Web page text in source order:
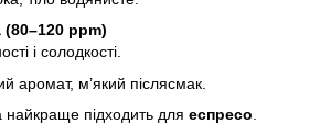
ppm)
і солодкості.
аромат, м’який післясмак.
підходить для еспресо